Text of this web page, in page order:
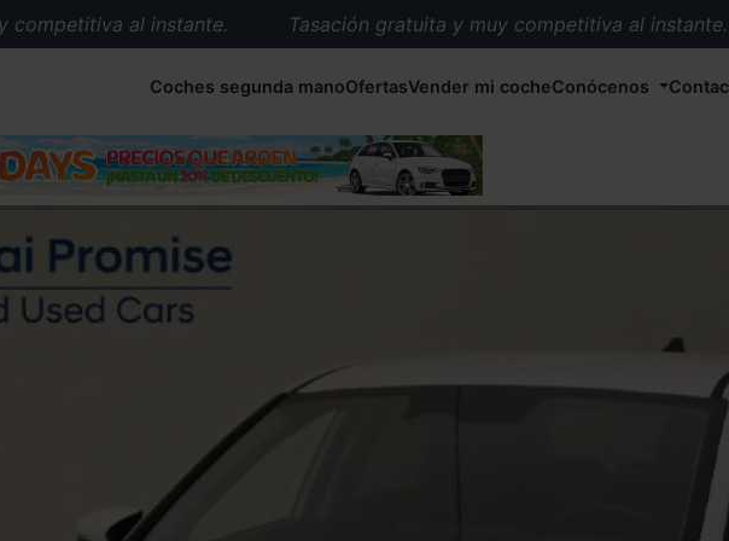
al instante.
Tasación gratuita y muy competitiva al instante.
Más de 5.000 conductores satisfechos.
Buscamos el coche que tu quieras.
Recogemos tu coche en cualquier parte de España.
Tasación gratuita y muy competitiva al instante.
Coches segunda manoOfertasVender mi cocheConócenos